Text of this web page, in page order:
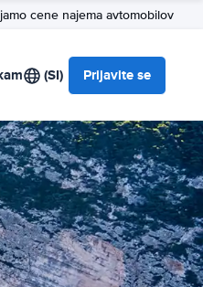
cene najema avtomobilov
(SI) Prijavite se